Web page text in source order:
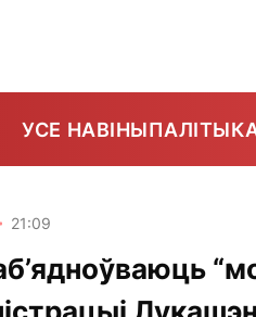
УСЕ НАВІНЫ
21:09